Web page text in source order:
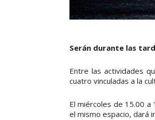
Serán durante las
Entre las actividades
cuatro vinculadas a la
El miércoles de 15.00 a
el mismo espacio, dará